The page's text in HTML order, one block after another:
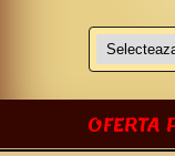
OFERTA